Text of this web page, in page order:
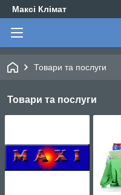
Максі Клімат
Товари та послуги
Товари та послуги